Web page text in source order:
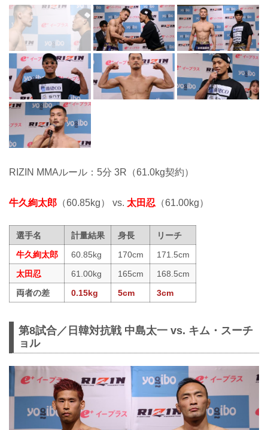
RIZIN MMAルール：5分 3R（61.0kg契約）
牛久絢太郎 （60.85kg） vs. 太田忍 （61.00kg）
選手名 計量結果 身長
リーチ
牛久絢太郎
60.85kg 170cm
171.5cm
太田忍
61.00kg 165cm
168.5cm
両者の差
0.15kg 5cm 3cm
第8試合／⽇韓対抗戦 中島太一 vs. キム・スーチ
ョル